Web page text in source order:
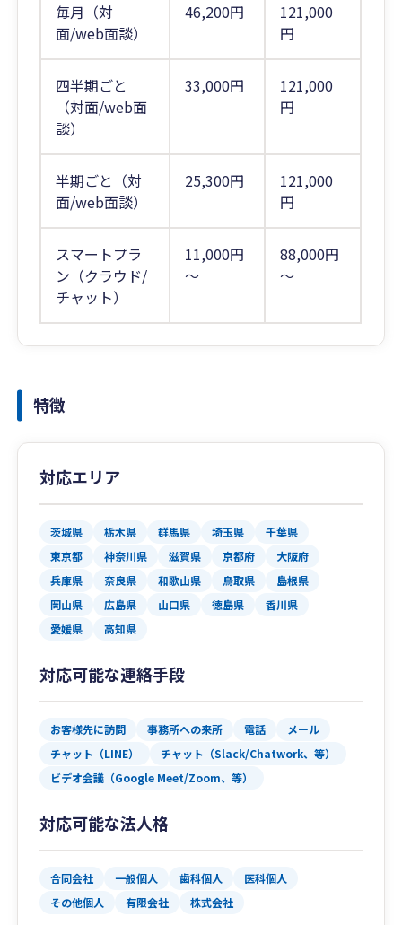
毎月（対
面/web面談）
46,200円
121,000
円
四半期ごと
（対面/web面
談）
33,000円
121,000
円
半期ごと（対
面/web面談）
25,300円
121,000
円
スマートプラ
ン（クラウド/
チャット）
11,000円
～
88,000円
～
特徴
対応エリア
茨城県 栃木県 群馬県 埼玉県
千葉県
東京都
神奈川県 滋賀県 京都府
大阪府
兵庫県
奈良県 和歌山県 鳥取県
島根県
岡山県
広島県 山口県 徳島県
香川県
愛媛県
高知県
対応可能な連絡手段
お客様先に訪問 事務所への来所 電話
メール
チャット（LINE）
チャット（Slack/Chatwork、等）
ビデオ会議（Google Meet/Zoom、等）
対応可能な法人格
合同会社 一般個人 歯科個人
医科個人
その他個人
有限会社 株式会社